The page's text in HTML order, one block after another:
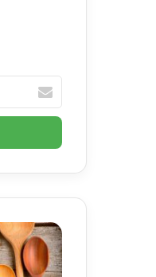
آدرس
ایمیل
خود
وارد